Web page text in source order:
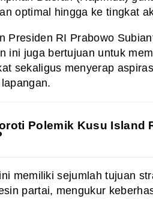
optimal hingga ke tingkat
Presiden RI Prabowo
ini juga bertujuan untuk
sekaligus menyerap
Polemik Kusu Island
memiliki sejumlah tujuan
partai, mengukur